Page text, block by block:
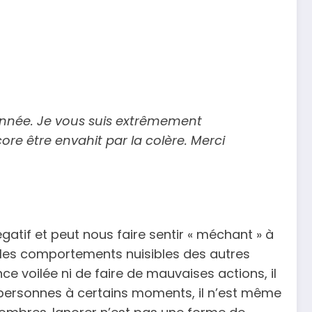
. Je vous suis extrêmement
être envahit par la colère. Merci
et peut nous faire sentir « méchant » à
comportements nuisibles des autres
voilée ni de faire de mauvaises actions, il
à certains moments, il n’est même